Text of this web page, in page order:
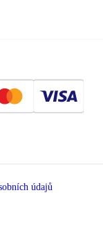
údajů